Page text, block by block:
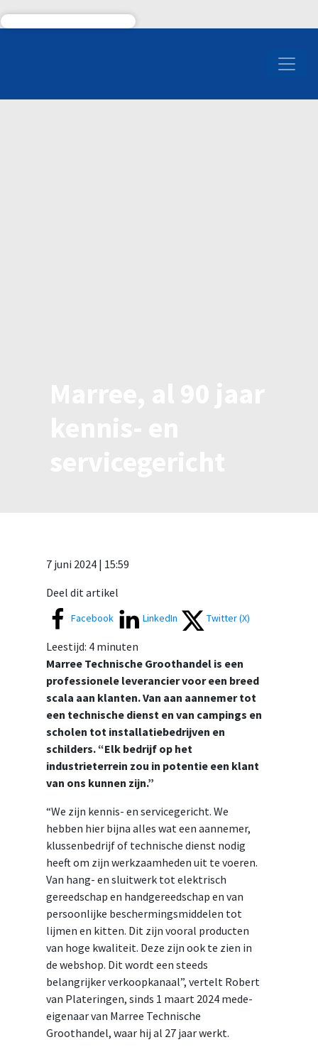
7 juni 2024 | 15:59
Deel dit artikel
Facebook LinkedIn Twitter (X)
Leestijd: 4 minuten
Marree Technische Groothandel is een
professionele leverancier voor een breed
scala aan klanten. Van aan aannemer tot
een technische dienst en van campings en
scholen tot installatiebedrijven en
schilders. “Elk bedrijf op het
industrieterrein zou in potentie een klant
van ons kunnen zijn.”
“We zijn kennis- en servicegericht. We
hebben hier bijna alles wat een aannemer,
klussenbedrijf of technische dienst nodig
heeft om zijn werkzaamheden uit te voeren.
Van hang- en sluitwerk tot elektrisch
gereedschap en handgereedschap en van
persoonlijke beschermingsmiddelen tot
lijmen en kitten. Dit zijn vooral producten
van hoge kwaliteit. Deze zijn ook te zien in
de webshop. Dit wordt een steeds
belangrijker verkoopkanaal”, vertelt Robert
van Plateringen, sinds 1 maart 2024 mede-
eigenaar van Marree Technische
Groothandel, waar hij al 27 jaar werkt.